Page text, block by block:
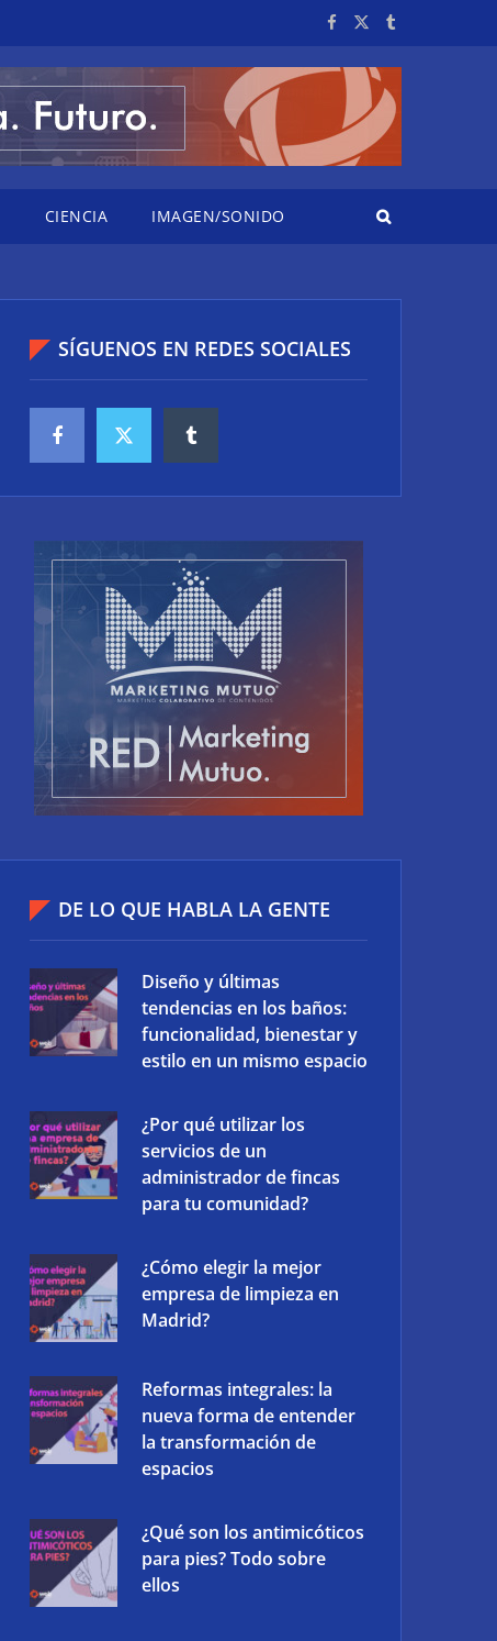
CIENCIA IMAGEN/SONIDO
SÍGUENOS EN REDES SOCIALES
DE LO QUE HABLA LA GENTE
Diseño y últimas
tendencias en los baños:
funcionalidad, bienestar y
estilo en un mismo espacio
¿Por qué utilizar los
servicios de un
administrador de fincas
para tu comunidad?
¿Cómo elegir la mejor
empresa de limpieza en
Madrid?
Reformas integrales: la
nueva forma de entender
la transformación de
espacios
¿Qué son los antimicóticos
para pies? Todo sobre
ellos